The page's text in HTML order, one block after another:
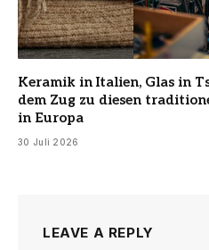
Keramik in Italien, Glas in
dem Zug zu diesen
in Europa
30 Juli 2026
LEAVE A REPLY